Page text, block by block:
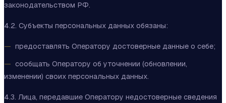
законодательством РФ.
4.2. Субъекты персональных данных обязаны:
предоставлять Оператору достоверные данные о себе;
сообщать Оператору об уточнении (обновлении,
изменении) своих персональных данных.
4.3. Лица, передавшие Оператору недостоверные сведения